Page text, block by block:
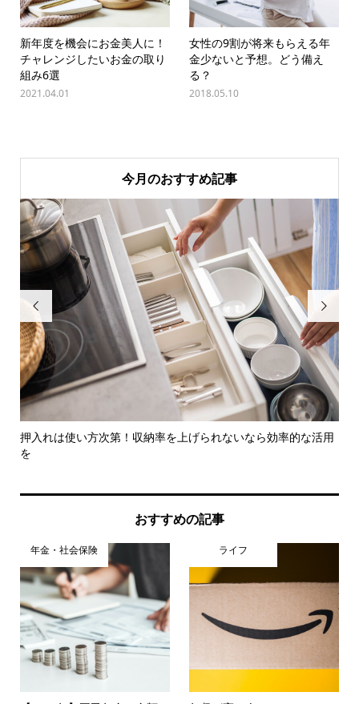
新年度を機会にお金美人に！
チャレンジしたいお金の取り
組み6選
2021.04.01
女性の9割が将来もらえる年
金少ないと予想。どう備え
る？
2018.05.10
今月のおすすめ記事

押入れは使い方次第！収納率を上げられないなら効率的な活用
を

おすすめの記事
年金・社会保険 ライフ